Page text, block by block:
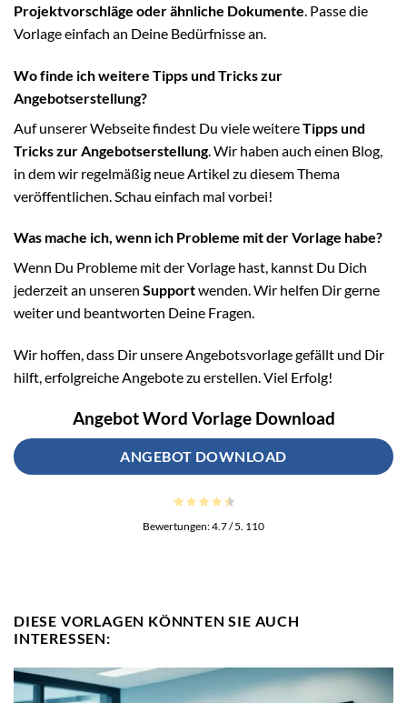
Projektvorschläge oder ähnliche Dokumente . Passe die
Vorlage einfach an Deine Bedürfnisse an.
Wo finde ich weitere Tipps und Tricks zur
Angebotserstellung?
Auf unserer Webseite findest Du viele weitereTipps und
Tricks zur Angebotserstellung. Wir haben auch einen Blog,
in dem wir regelmäßig neue Artikel zu diesem Thema
veröffentlichen. Schau einfach mal vorbei!
Was mache ich, wenn ich Probleme mit der Vorlage habe?
Wenn Du Probleme mit der Vorlage hast, kannst Du Dich
jederzeit an unseren Supportwenden. Wir helfen Dir gerne
weiter und beantworten Deine Fragen.
Wir hoffen, dass Dir unsere Angebotsvorlage gefällt und Dir
hilft, erfolgreiche Angebote zu erstellen. Viel Erfolg!
Angebot Word Vorlage Download
ANGEBOT DOWNLOAD
Bewertungen:4.7/ 5. 110
DIESE VORLAGEN KÖNNTEN SIE AUCH
INTERESSEN: